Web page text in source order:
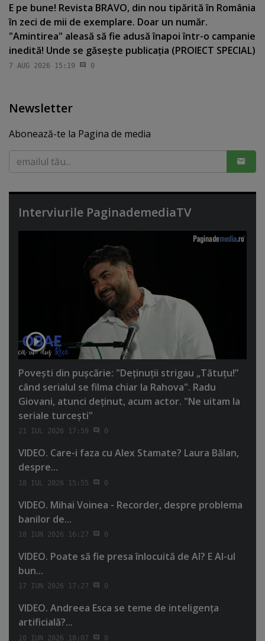
E pe bune! Revista BRAVO, din nou tipărită în România
în zeci de mii de exemplare. Doar un număr.
"Amintirea" aleasă să fie adusă înapoi într-o campanie
inedită! Unde se găseşte publicaţia (PROIECT SPECIAL)
7 AUG 2026 15:19 0
Newsletter
Abonează-te la Pagina de media
Interviurile PaginademediaTV
Poveşti din puşcărie: "Deţinuţii strigau „Tătuţu!”
când serialul se filma chiar la Rahova". Radu
Giovani, atunci deţinut, acum actor. "Ne uitam la
seriale turceşti"
21 IUL 2026 17:59 0
VIDEO. Care-i faza cu Alex Stamate? Laura Bălan,
despre...
18 IUL 2026 15:55 0
VIDEO. Mihai Voinea - Recorder, despre problema
banilor de...
18 IUN 2026 16:27 0
VIDEO. Poate să fie presa înlocuită de AI? E AI-ul
bun...
17 IUN 2026 17:27 0
VIDEO. Andreea Esca se teme de inteligenţa
artificială?...
10 IUN 2026 18:07 0